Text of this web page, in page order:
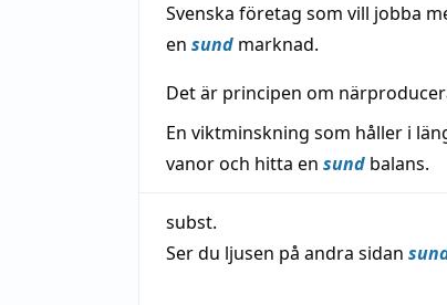
Svenska företag som vill jobba
en sund marknad.
Det är principen om
En viktminskning som håller i
vanor och hitta en sund balans.
subst.
Ser du ljusen på an­dra sidan